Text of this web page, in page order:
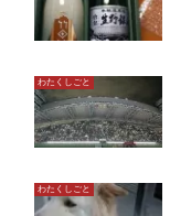
わたくしごと
わたくしごと